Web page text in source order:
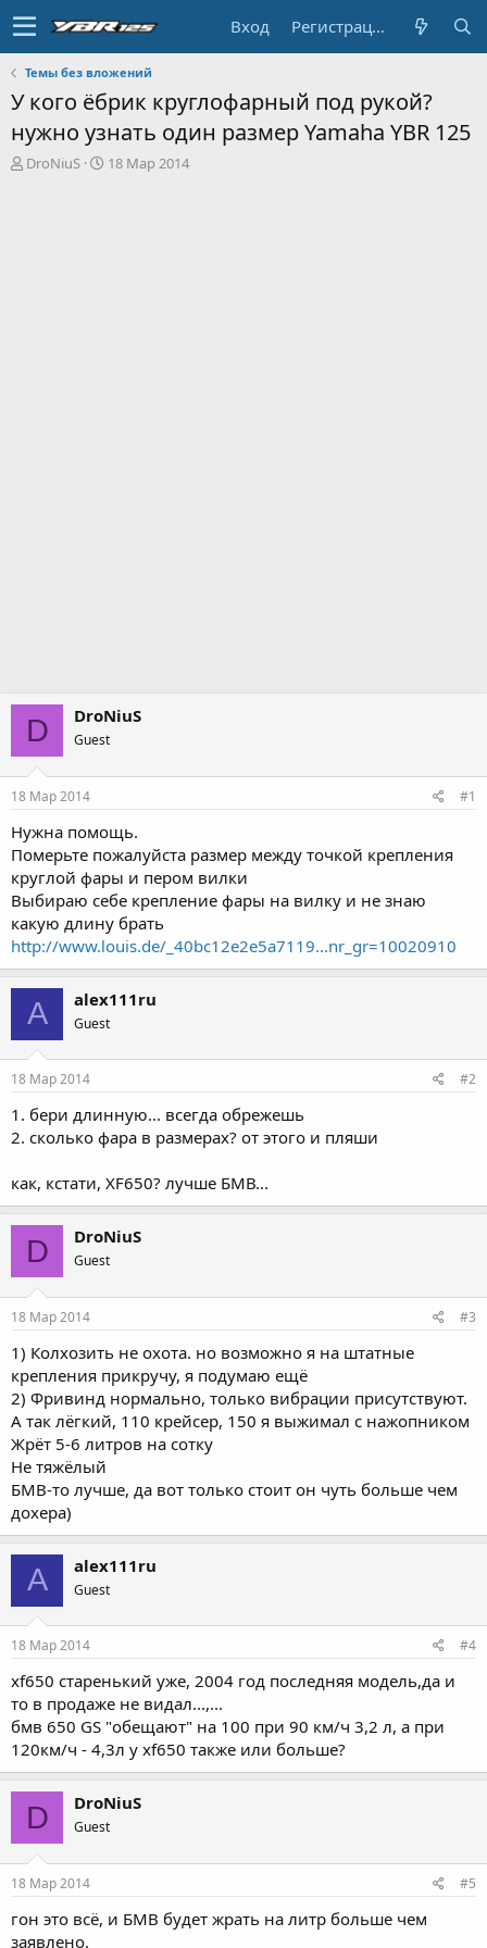
Вход Регистрация
Темы без вложений
У кого ёбрик круглофарный под рукой?
нужно узнать один размер Yamaha YBR 125
А
DroNiuS
Д
18 Мар 2014
D DroNiuS
Guest
18 Мар 2014 #1
Нужна помощь.
Померьте пожалуйста размер между точкой крепления
круглой фары и пером вилки
Выбираю себе крепление фары на вилку и не знаю
какую длину брать
http://www.louis.de/_40bc12e2e5a7119...nr_gr=10020910
A alex111ru
Guest
18 Мар 2014 #2
1. бери длинную... всегда обрежешь
2. сколько фара в размерах? от этого и пляши
как, кстати, XF650? лучше БМВ...
D DroNiuS
Guest
18 Мар 2014 #3
1) Колхозить не охота. но возможно я на штатные
крепления прикручу, я подумаю ещё
2) Фривинд нормально, только вибрации присутствуют.
А так лёгкий, 110 крейсер, 150 я выжимал с нажопником
Жрёт 5-6 литров на сотку
Не тяжёлый
БМВ-то лучше, да вот только стоит он чуть больше чем
дохера)
A alex111ru
Guest
18 Мар 2014 #4
xf650 старенький уже, 2004 год последняя модель,да и
то в продаже не видал...,...
бмв 650 GS "обещают" на 100 при 90 км/ч 3,2 л, а при
120км/ч - 4,3л у xf650 также или больше?
D DroNiuS
Guest
18 Мар 2014 #5
гон это всё, и БМВ будет жрать на литр больше чем
заявлено.